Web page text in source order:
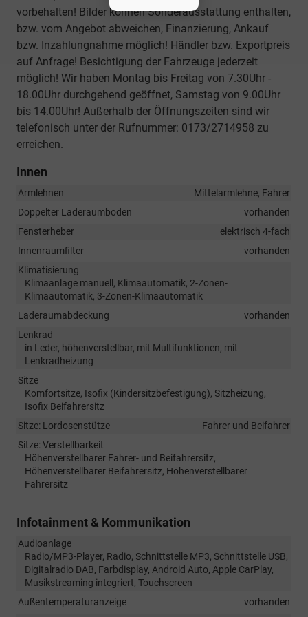
vorbehalten! Bilder können Sonderausstattung enthalten,
bzw. vom Angebot abweichen, Finanzierung, Ankauf
bzw. Inzahlungnahme möglich! Händler bzw. Exportpreis
auf Anfrage! Besichtigung der Fahrzeuge jederzeit
möglich! Wir haben Montag bis Freitag von 7.30Uhr -
18.00Uhr durchgehend geöffnet, Samstag von 9.00Uhr
bis 14.00Uhr! Außerhalb der Öffnungszeiten sind wir
telefonisch unter der Rufnummer: 0173/2714958 zu
erreichen.
Innen
Armlehnen
Mittelarmlehne, Fahrer
Doppelter Laderaumboden
vorhanden
Fensterheber
elektrisch 4-fach
Innenraumfilter
vorhanden
Klimatisierung
Klimaanlage manuell, Klimaautomatik, 2-Zonen-
Klimaautomatik, 3-Zonen-Klimaautomatik
Laderaumabdeckung
vorhanden
Lenkrad
in Leder, höhenverstellbar, mit Multifunktionen, mit
Lenkradheizung
Sitze
Komfortsitze, Isofix (Kindersitzbefestigung), Sitzheizung,
Isofix Beifahrersitz
Sitze: Lordosenstütze
Fahrer und Beifahrer
Sitze: Verstellbarkeit
Höhenverstellbarer Fahrer- und Beifahrersitz,
Höhenverstellbarer Beifahrersitz, Höhenverstellbarer
Fahrersitz
Infotainment & Kommunikation
Audioanlage
Radio/MP3-Player, Radio, Schnittstelle MP3, Schnittstelle USB,
Digitalradio DAB, Farbdisplay, Android Auto, Apple CarPlay,
Musikstreaming integriert, Touchscreen
Außentemperaturanzeige
vorhanden